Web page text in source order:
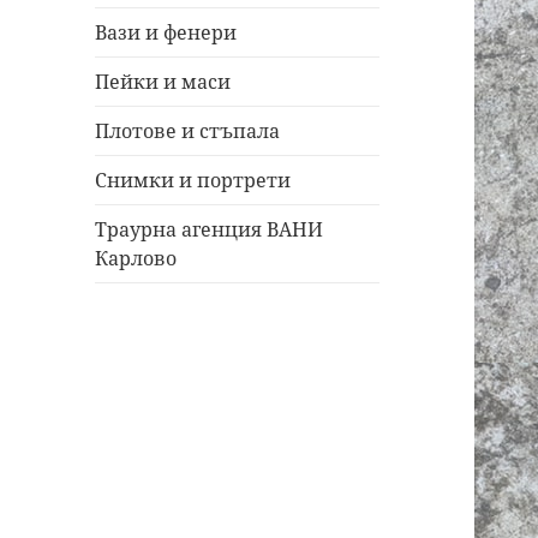
Вази и фенери
Пейки и маси
Плотове и стъпала
Снимки и портрети
Траурна агенция ВАНИ
Карлово